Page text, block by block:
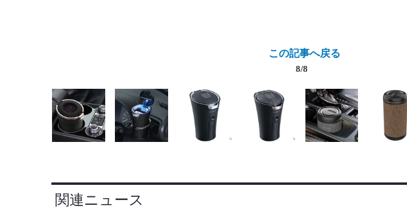
この記事へ戻る
8/8
関連ニュース